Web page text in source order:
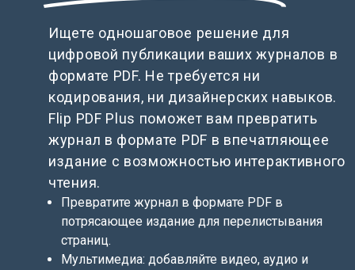
Ищете одношаговое решение для
цифровой публикации ваших журналов в
формате PDF. Не требуется ни
кодирования, ни дизайнерских навыков.
Flip PDF Plus поможет вам превратить
журнал в формате PDF в впечатляющее
издание с возможностью интерактивного
чтения.
Превратите журнал в формате PDF в
потрясающее издание для перелистывания
страниц.
Мультимедиа: добавляйте видео, аудио и